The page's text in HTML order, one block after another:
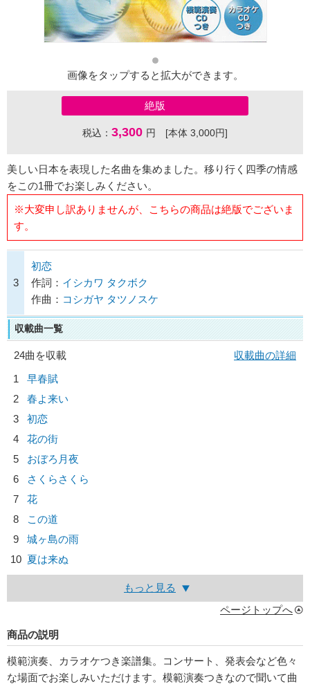
画像をタップすると拡大ができます。
絶版
税込： 3,300 円 [本体 3,000円]
美しい日本を表現した名曲を集めました。移り行く四季の情感
をこの1冊でお楽しみください。
※大変申し訳ありませんが、こちらの商品は絶版でございま
す。
3
初恋
作詞： イシカワ タクボク
作曲： コシガヤ タツノスケ
収載曲一覧
24曲を収載
収載曲の詳細
1
早春賦
2
春よ来い
3
初恋
4
花の街
5
おぼろ月夜
6
さくらさくら
7
花
8
この道
9
城ヶ島の雨
10 夏は来ぬ
もっと見る
ページトップへ
商品の説明
模範演奏、カラオケつき楽譜集。コンサート、発表会など色々
な場面でお楽しみいただけます。模範演奏つきなので聞いて曲